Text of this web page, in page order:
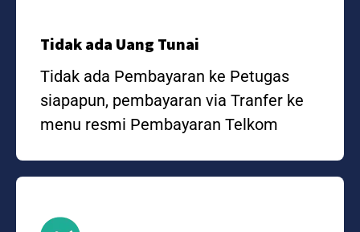
Tidak ada Uang Tunai
Tidak ada Pembayaran ke Petugas
siapapun, pembayaran via Tranfer ke
menu resmi Pembayaran Telkom